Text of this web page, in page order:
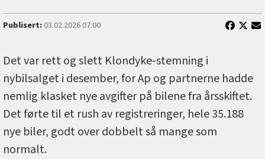
Publisert:03.02.2026 07:00
Det var rett og slett Klondyke-stemning i
nybilsalget i desember, for Ap og partnerne hadde
nemlig klasket nye avgifter på bilene fra årsskiftet.
Det førte til et rush av registreringer, hele 35.188
nye biler, godt over dobbelt så mange som
normalt.